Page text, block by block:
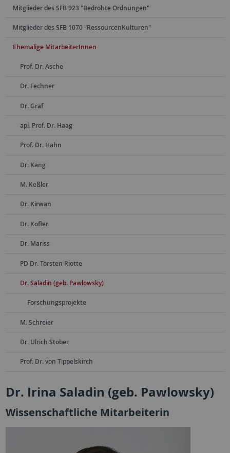
Mitglieder des SFB 923 "Bedrohte Ordnungen"
Mitglieder des SFB 1070 "RessourcenKulturen"
Ehemalige MitarbeiterInnen
Prof. Dr. Asche
Dr. Fechner
Dr. Graf
apl. Prof. Dr. Haag
Prof. Dr. Hahn
Dr. Kang
M. Keßler
Dr. Kirwan
Dr. Kofler
Dr. Mariss
PD Dr. Torsten Riotte
Dr. Saladin (geb. Pawlowsky)
Forschungsprojekte
M. Schreier
Dr. Ulrich Stober
Prof. Dr. von Tippelskirch
Dr. Irina Saladin (geb. Pawlowsky)
Wissenschaftliche Mitarbeiterin